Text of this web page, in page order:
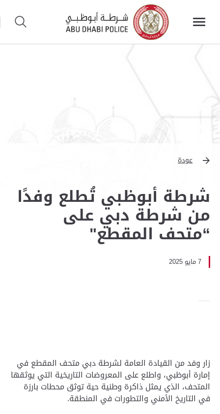
عودة
شرطة أبوظبي تُطلع وفدًا
من شرطة دبي على
“متحف المقطع"
7 مايو 2025
زار وفد من القيادة العامة لشرطة دبي متحف المقطع في
إمارة أبوظبي، واطلع على المعروضات التاريخية التي يوثقها
المتحف، الذي يمثل ذاكرة وطنية حية توثق محطات بارزة
في التاريخ الأمني والتطورات في المنطقة.